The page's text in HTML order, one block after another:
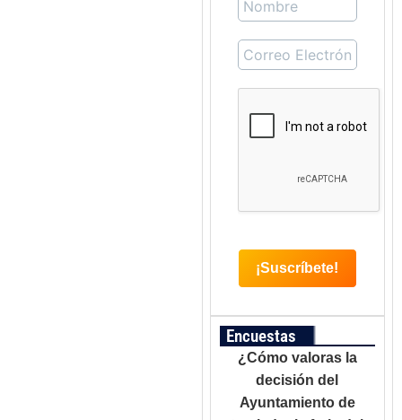
Encuestas
¿Cómo valoras la
decisión del
Ayuntamiento de